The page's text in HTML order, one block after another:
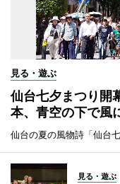
見る・遊ぶ
仙台七夕まつり
本、青空の下で風
仙台の夏の風物詩「仙台
見る・遊ぶ